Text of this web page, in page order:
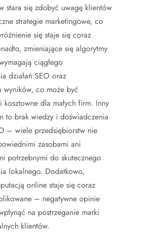
stara się zdobyć uwagę klientów
strategie marketingowe, co
się staje się coraz
zmieniające się algorytmy
ciągłego
działań SEO oraz
wyników, co może być
kosztowne dla małych firm. Inny
to brak wiedzy i doświadczenia
– wiele przedsiębiorstw nie
zasobami ani
potrzebnymi do skutecznego
lokalnego. Dodatkowo,
online staje się coraz
– negatywne opinie
na postrzeganie marki
klientów.